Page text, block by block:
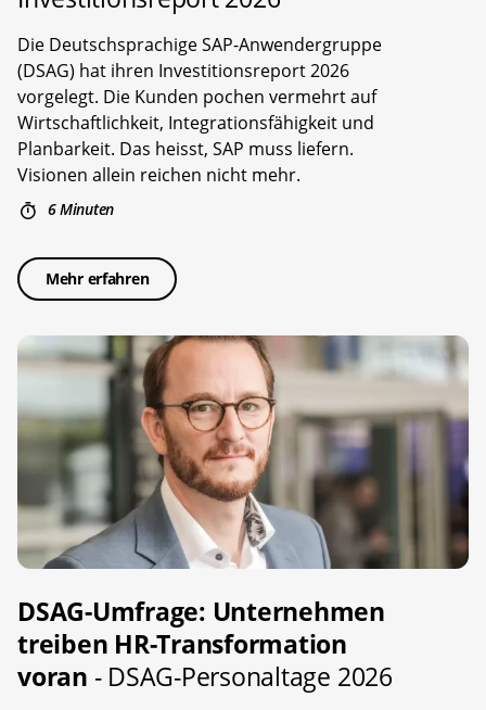
Die Deutschsprachige SAP-Anwendergruppe
(DSAG) hat ihren Investitionsreport 2026
vorgelegt. Die Kunden pochen vermehrt auf
Wirtschaftlichkeit, Integrationsfähigkeit und
Planbarkeit. Das heisst, SAP muss liefern.
Visionen allein reichen nicht mehr.
6 Minuten
Mehr erfahren
DSAG-Umfrage: Unternehmen
treiben HR-Transformation
voran - DSAG-Personaltage 2026